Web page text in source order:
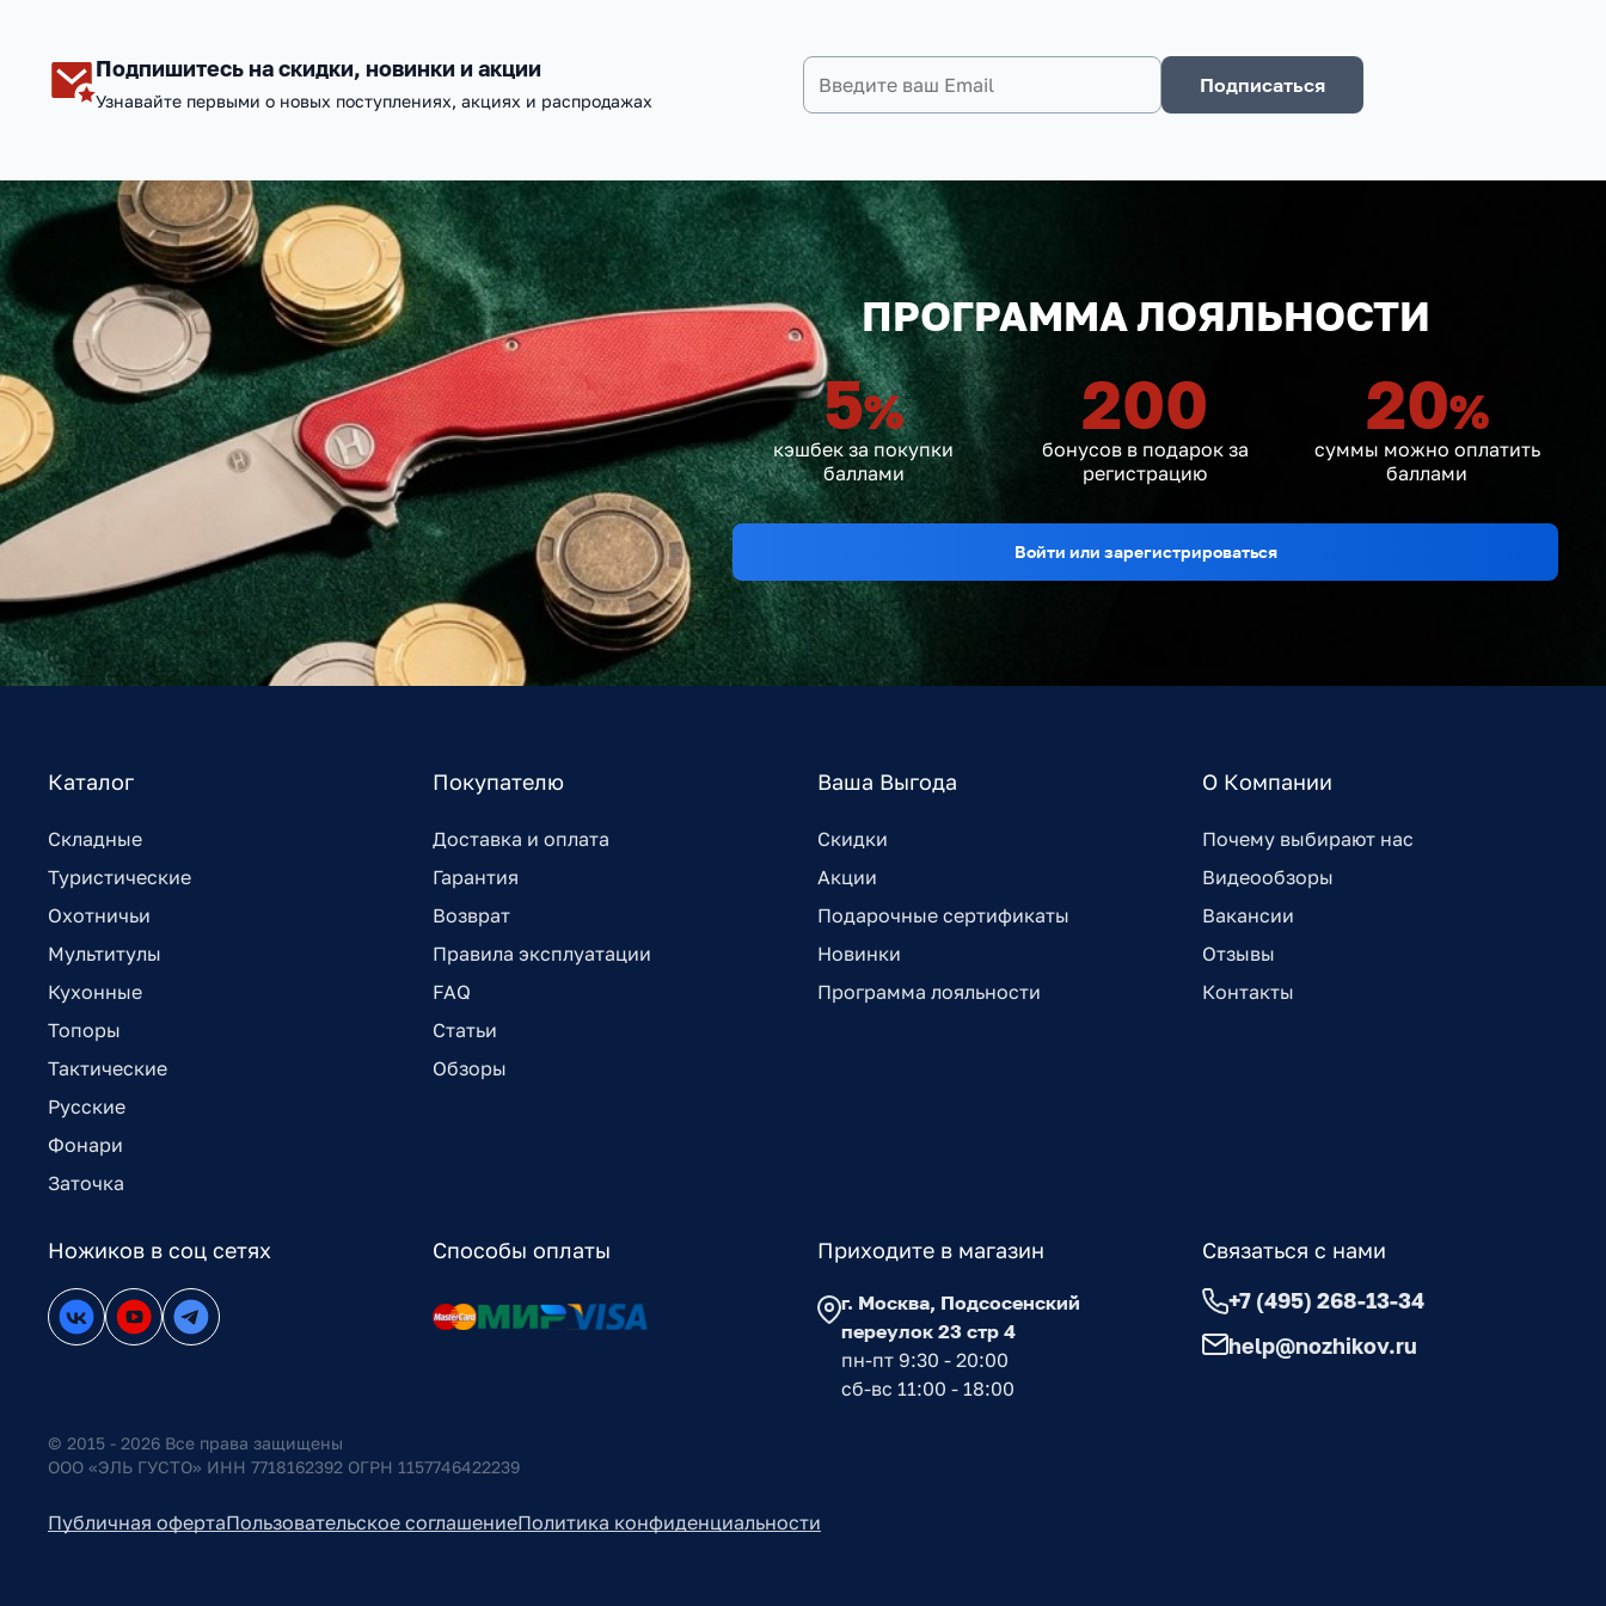
Подпишитесь на скидки, новинки и акции
Узнавайте первыми о новых поступлениях, акциях и распродажах
Подписаться
ПРОГРАММА ЛОЯЛЬНОСТИ
5%
кэшбек за покупки
баллами
200
бонусов в подарок за
регистрацию
20%
суммы можно оплатить
баллами
Войти или зарегистрироваться
Каталог
Складные
Туристические
Охотничьи
Мультитулы
Кухонные
Топоры
Тактические
Русские
Фонари
Заточка
Покупателю
Доставка и оплата
Гарантия
Возврат
Правила эксплуатации
FAQ
Статьи
Обзоры
Ваша Выгода
Скидки
Акции
Подарочные сертификаты
Новинки
Программа лояльности
О Компании
Почему выбирают нас
Видеообзоры
Вакансии
Отзывы
Контакты
Ножиков в соц сетях Способы оплаты Приходите в магазин
г. Москва, Подсосенский
переулок 23 стр 4
пн-пт 9:30 - 20:00
сб-вс 11:00 - 18:00
Связаться с нами
+7 (495) 268-13-34
help@nozhikov.ru
© 2015 - 2026 Все права защищены
ООО «ЭЛЬ ГУСТО» ИНН 7718162392 ОГРН 1157746422239
Публичная офертаПользовательское соглашениеПолитика конфиденциальности